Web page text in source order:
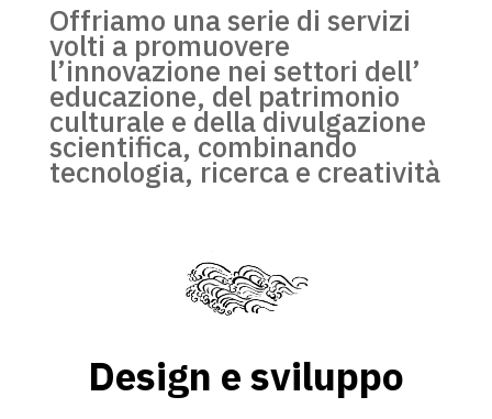
Offriamo una serie di servizi
volti a promuovere
l’innovazione nei settori dell’
educazione, del patrimonio
culturale e della divulgazione
scientifica, combinando
tecnologia, ricerca e creatività
Design e sviluppo